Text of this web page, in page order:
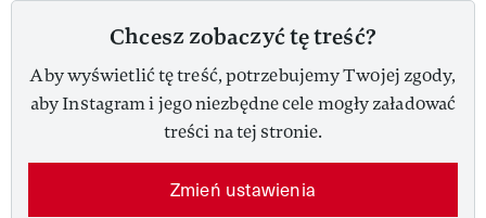
Chcesz zobaczyć tę treść?
Aby wyświetlić tę treść, potrzebujemy Twojej zgody,
aby Instagram i jego niezbędne cele mogły załadować
treści na tej stronie.
Zmień ustawienia